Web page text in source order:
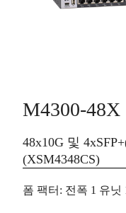
M4300-48X
48x10G 및
(XSM4348CS)
폼 팩터 : 전폭 1 유닛